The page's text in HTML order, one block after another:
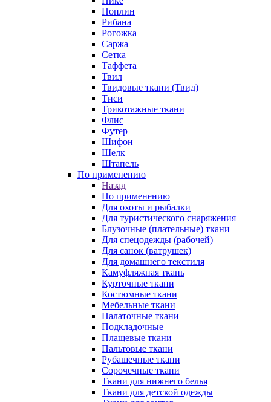
Поплин
Рибана
Рогожка
Саржа
Сетка
Таффета
Твил
Твидовые ткани (Твид)
Тиси
Трикотажные ткани
Флис
Футер
Шифон
Шелк
Штапель
По применению
Назад
По применению
Для охоты и рыбалки
Для туристического снаряжения
Блузочные (плательные) ткани
Для спецодежды (рабочей)
Для санок (ватрушек)
Для домашнего текстиля
Камуфляжная ткань
Курточные ткани
Костюмные ткани
Мебельные ткани
Палаточные ткани
Подкладочные
Плащевые ткани
Пальтовые ткани
Рубашечные ткани
Сорочечные ткани
Ткани для нижнего белья
Ткани для детской одежды